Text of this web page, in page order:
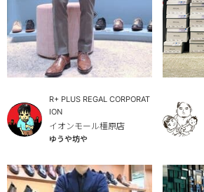
R+ PLUS REGAL CORPORAT
ION
イオンモール橿原店
ゆうや坊や